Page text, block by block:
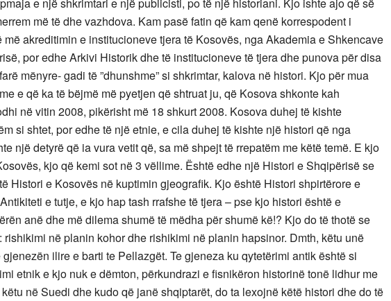
më të dhe vazhdova. Kam pasë fatin që kam qenë korrespodent i
më akreditimin e institucioneve tjera të Kosovës, nga Akademia e Shkencave
por edhe Arkivi Historik dhe të institucioneve të tjera dhe punova për disa
mënyre- gadi të ”dhunshme” si shkrimtar, kalova në histori. Kjo për mua
e që ka të bëjmë më pyetjen që shtruat ju, që Kosova shkonte kah
në vitin 2008, pikërisht më 18 shkurt 2008. Kosova duhej të kishte
si shtet, por edhe të një etnie, e cila duhej të kishte një histori që nga
një detyrë që ia vura vetit që, sa më shpejt të rrepatëm me këtë temë. E kjo
kjo që kemi sot në 3 vëllime. Është edhe një Histori e Shqipërisë se
Histori e Kosovës në kuptimin gjeografik. Kjo është Histori shpirtërore e
e tutje, e kjo hap tash rrafshe të tjera – pse kjo histori është e
anë dhe më dilema shumë të mëdha për shumë kë!? Kjo do të thotë se
rishikimi në planin kohor dhe rishikimi në planin hapsinor. Dmth, këtu unë
ilire e barti te Pellazgët. Te gjeneza ku qytetërimi antik është si
etnik e kjo nuk e dëmton, përkundrazi e fisnikëron historinë tonë lidhur me
në Suedi dhe kudo që janë shqiptarët, do ta lexojnë këtë histori dhe do të